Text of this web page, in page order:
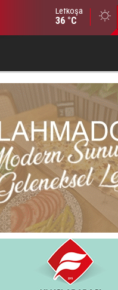
ve Perçin’e Onur Ödülü,
Lefkoşa
36 °C